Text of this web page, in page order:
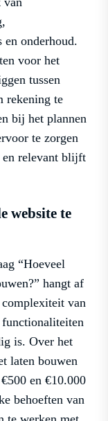
en onderhoud.
voor het
tussen
rekening te
bij het plannen
te zorgen
relevant blijft
website te
“Hoeveel
hangt af
van
functionaliteiten
is. Over het
laten bouwen
en €10.000
behoeften van